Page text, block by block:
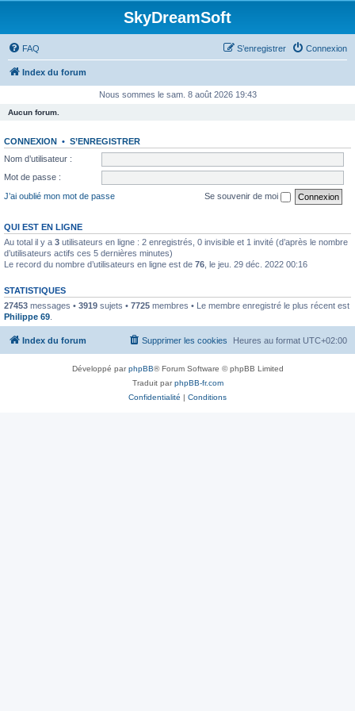
SkyDreamSoft
FAQ Connexion
S’enregistrer
Index du forum
Nous sommes le sam. 8 août 2026 19:43
Aucun forum.
CONNEXION • S’ENREGISTRER
Nom d’utilisateur :
Mot de passe :
J’ai oublié mon mot de passe
Se souvenir de moi
QUI EST EN LIGNE
Au total il y a 3 utilisateurs en ligne : 2 enregistrés, 0 invisible et 1 invité (d’après le nombre
d’utilisateurs actifs ces 5 dernières minutes)
Le record du nombre d’utilisateurs en ligne est de 76 , le jeu. 29 déc. 2022 00:16
STATISTIQUES
27453 messages • 3919 sujets • 7725 membres • Le membre enregistré le plus récent est
Philippe 69
Index du forum Heures au format UTC+02:00
Supprimer les cookies
Développé parphpBB® Forum Software © phpBB Limited
Traduit parphpBB-fr.com
Confidentialité | Conditions